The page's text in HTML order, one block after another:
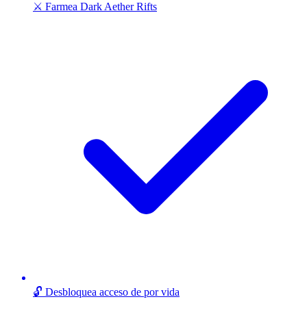
⚔️ Farmea Dark Aether Rifts
🔓 Desbloquea acceso de por vida